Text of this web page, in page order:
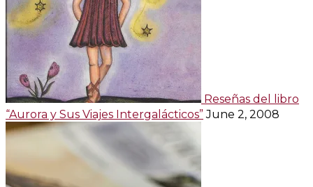
Reseñas del libro
“Aurora y Sus Viajes Intergalácticos” June 2, 2008